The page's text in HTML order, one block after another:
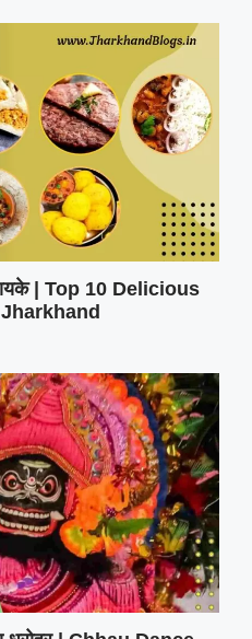
| Top 10 Delicious